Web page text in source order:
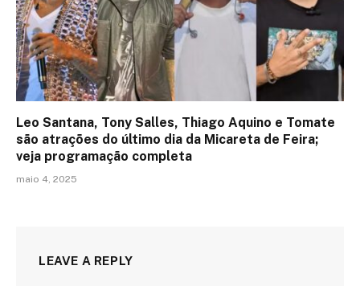
Leo Santana, Tony Salles, Thiago Aquino e Tomate
são atrações do último dia da Micareta de Feira;
veja programação completa
maio 4, 2025
LEAVE A REPLY